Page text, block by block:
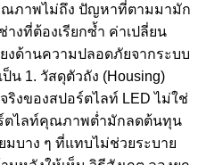
ภาพไม่ถึง ปัญหาที่ตามมามัก
งที่ต้องเรียกซ้ำ ค่าเปลี่ยน
งด้านความปลอดภัยจากระบบ
น 1. วัสดุตัวถัง (Housing)
ริงของสปอร์ตไลท์ LED ไม่ใช่
ตไลท์คุณภาพต่ำมักลดต้นทุน
บาง ๆ ที่แทบไม่ช่วยระบาย